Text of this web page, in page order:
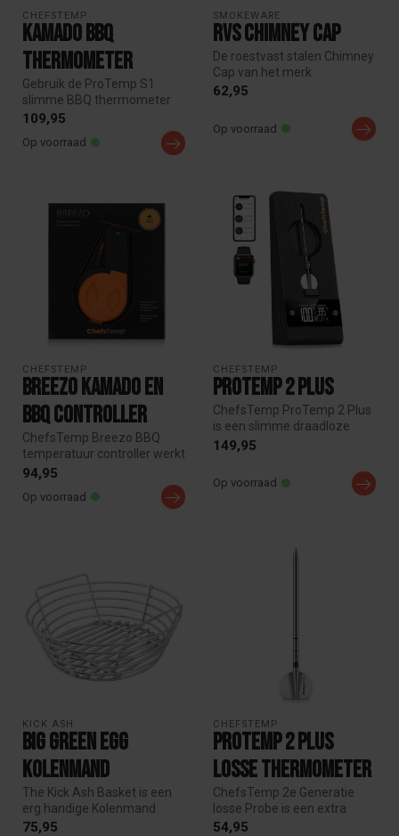
CHEFSTEMP
Kamado BBQ
Thermometer
Gebruik de ProTemp S1
slimme BBQ thermometer
voor op de deksel van
109,95
Op voorraad
SMOKEWARE
RVS Chimney Cap
De roestvast stalen Chimney
Cap van het merk
Smokeware is een instelbare
62,95
Op voorraad
CHEFSTEMP
Breezo Kamado en
BBQ controller
ChefsTemp Breezo BBQ
temperatuur controller werkt
samen met ChefsTemp
94,95
Op voorraad
CHEFSTEMP
ProTemp 2 Plus
ChefsTemp ProTemp 2 Plus
is een slimme draadloze
vleesthermometer, verbindt
149,95
Op voorraad
KICK ASH
Big Green Egg
Kolenmand
The Kick Ash Basket is een
erg handige Kolenmand
(Charcoal Basket) waarin u
75,95
CHEFSTEMP
ProTemp 2 Plus
losse thermometer
ChefsTemp 2e Generatie
losse Probe is een extra
Thermometer voor ProTemp
54,95